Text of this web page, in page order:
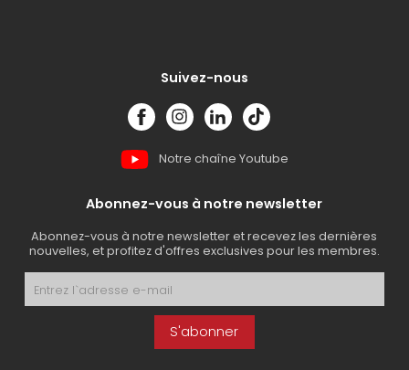
Suivez-nous
Notre chaîne Youtube
Abonnez-vous à notre newsletter
Abonnez-vous à notre newsletter et recevez les dernières
nouvelles, et profitez d'offres exclusives pour les membres.
S'abonner